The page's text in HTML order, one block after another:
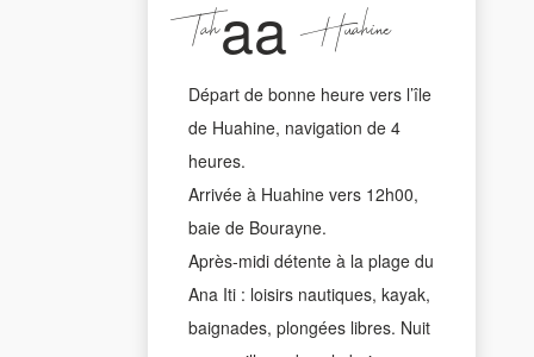
Tahaa - Huahine
Départ de bonne heure vers l’île
de Huahine, navigation de 4
heures.
Arrivée à Huahine vers 12h00,
baie de Bourayne.
Après-midi détente à la plage du
Ana Iti : loisirs nautiques, kayak,
baignades, plongées libres. Nuit